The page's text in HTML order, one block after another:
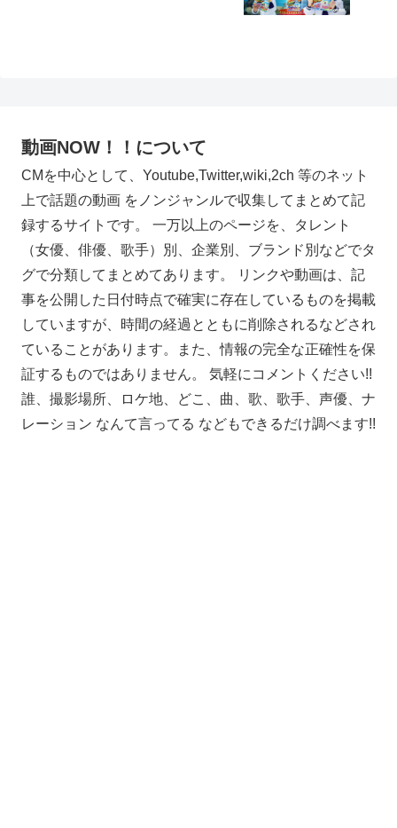
動画NOW！！について
CMを中心として、Youtube,Twitter,wiki,2ch 等のネット
上で話題の動画 をノンジャンルで収集してまとめて記
録するサイトです。 一万以上のページを、タレント
（女優、俳優、歌手）別、企業別、ブランド別などでタ
グで分類してまとめてあります。 リンクや動画は、記
事を公開した日付時点で確実に存在しているものを掲載
していますが、時間の経過とともに削除されるなどされ
ていることがあります。また、情報の完全な正確性を保
証するものではありません。 気軽にコメントください!!
誰、撮影場所、ロケ地、どこ、曲、歌、歌手、声優、ナ
レーション なんて言ってる などもできるだけ調べます!!